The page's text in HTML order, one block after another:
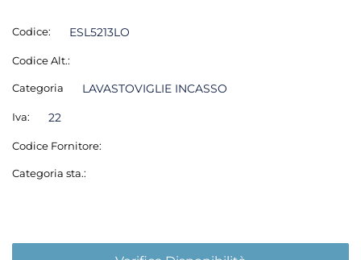
Codice: ESL5213LO
Codice Alt.:
Categoria LAVASTOVIGLIE INCASSO
Iva: 22
Codice Fornitore:
Categoria sta.: